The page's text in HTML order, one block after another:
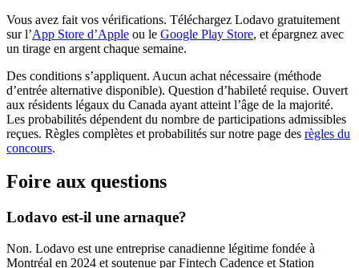
Vous avez fait vos vérifications. Téléchargez Lodavo gratuitement
sur l’App Store d’Apple(s'ouvre dans un nouvel onglet)
ou le Google Play Store(s'ouvre dans un
, et épargnez avec
un tirage en argent chaque semaine.
Des conditions s’appliquent. Aucun achat nécessaire (méthode
d’entrée alternative disponible). Question d’habileté requise. Ouvert
aux résidents légaux du Canada ayant atteint l’âge de la majorité.
Les probabilités dépendent du nombre de participations admissibles
reçues. Règles complètes et probabilités sur notre page des règles du
concours.
Foire aux questions
Lodavo est-il une arnaque?
Non. Lodavo est une entreprise canadienne légitime fondée à
Montréal en 2024 et soutenue par Fintech Cadence et Station